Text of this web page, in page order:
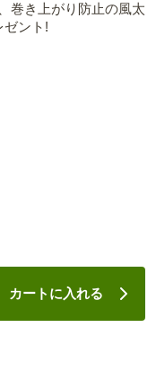
巻き上がり防止の風太
ゼント!
カートに入れる